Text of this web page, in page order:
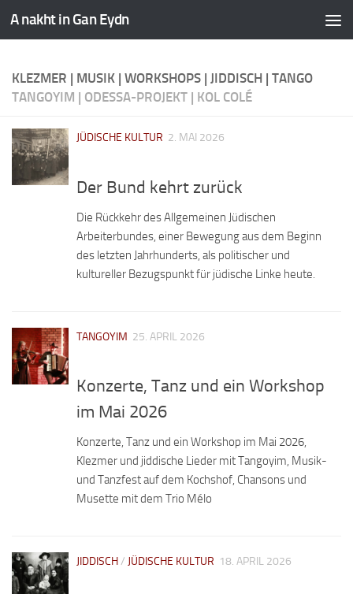
A nakht in Gan Eydn
KLEZMER | MUSIK | WORKSHOPS | JIDDISCH | TANGO
TANGOYIM | ODESSA-PROJEKT | KOL COLÉ
JÜDISCHE KULTUR 2. MAI 2026
Der Bund kehrt zurück
Die Rückkehr des Allgemeinen Jüdischen
Arbeiterbundes, einer Bewegung aus dem Beginn
des letzten Jahrhunderts, als politischer und
kultureller Bezugspunkt für jüdische Linke heute.
TANGOYIM 25. APRIL 2026
Konzerte, Tanz und ein Workshop
im Mai 2026
Konzerte, Tanz und ein Workshop im Mai 2026,
Klezmer und jiddische Lieder mit Tangoyim, Musik-
und Tanzfest auf dem Kochshof, Chansons und
Musette mit dem Trio Mélo
JIDDISCH/ JÜDISCHE KULTUR 18. APRIL 2026